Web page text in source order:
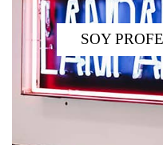
SOY